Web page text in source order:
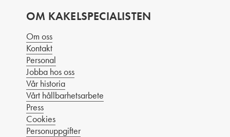
OM KAKELSPECIALISTEN
Om oss
Kontakt
Personal
Jobba hos oss
Vår historia
Vårt hållbarhetsarbete
Press
Cookies
Personuppgifter